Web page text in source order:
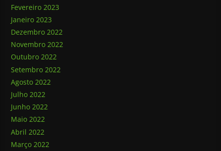
Fevereiro 2023
Janeiro 2023
Dezembro 2022
Novembro 2022
Outubro 2022
Setembro 2022
Agosto 2022
Julho 2022
Junho 2022
Maio 2022
Abril 2022
Março 2022